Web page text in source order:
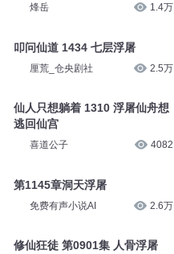
烽岳 1.4万
叩问仙道 1434 七层浮屠
厘荒_仓央剧社 2.5万
仙人只想躺着 1310 浮屠仙舟想
逃回仙宫
喜道公子 4082
第1145章洞天浮屠
免费有声小说AI 2.6万
修仙狂徒 第0901集 人骨浮屠